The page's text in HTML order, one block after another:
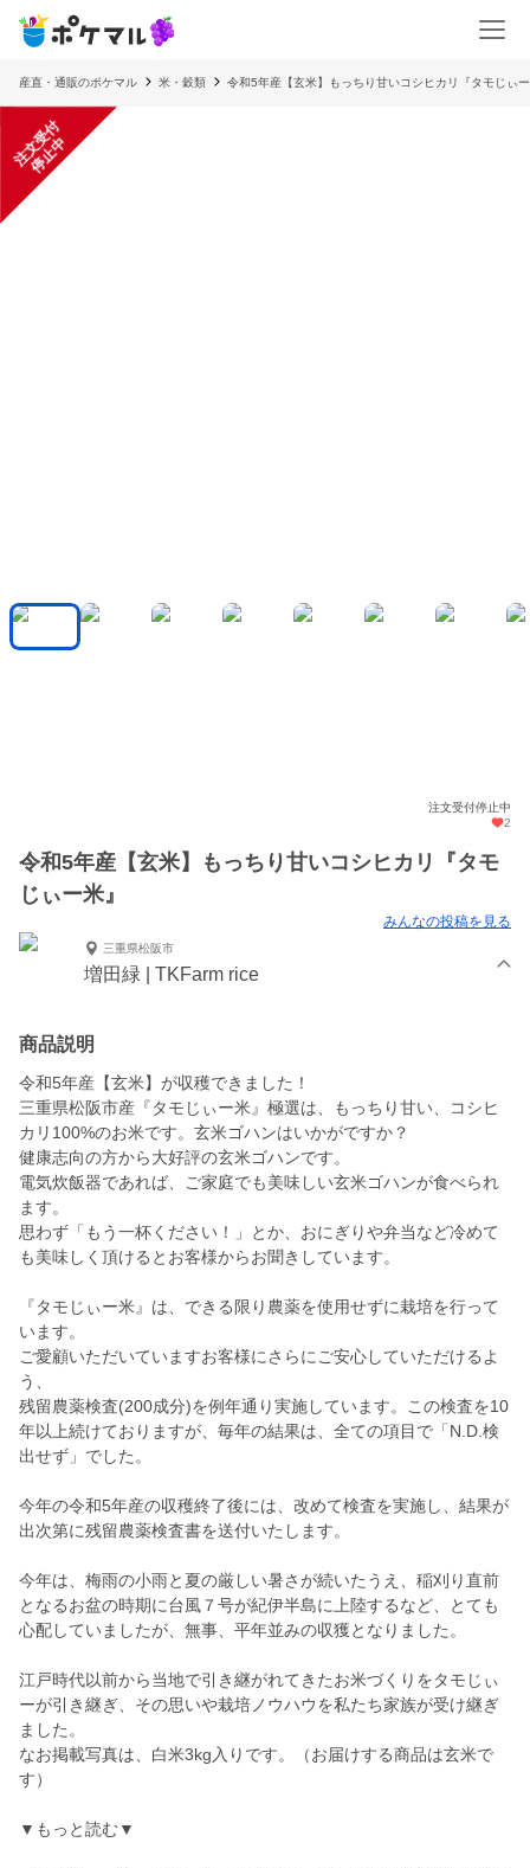
産直・通販のポケマル 米・穀類 令和5年産【玄米】もっちり甘いコシヒカリ『タモじぃ
注
文
受
付
停
止
中
注文受付停止中
2
令和5年産【玄米】もっちり甘いコシヒカリ『タモ
じぃー米』
みんなの投稿を見る
三重県松阪市
増田緑 | TKFarm rice
商品説明
令和5年産【玄米】が収穫できました！
三重県松阪市産『タモじぃー米』極選は、もっちり甘い、コシヒ
カリ100%のお米です。玄米ゴハンはいかがですか？
健康志向の方から大好評の玄米ゴハンです。
電気炊飯器であれば、ご家庭でも美味しい玄米ゴハンが食べられ
ます。
思わず「もう一杯ください！」とか、おにぎりや弁当など冷めて
も美味しく頂けるとお客様からお聞きしています。
『タモじぃー米』は、できる限り農薬を使用せずに栽培を行って
います。
ご愛顧いただいていますお客様にさらにご安心していただけるよ
う、
残留農薬検査(200成分)を例年通り実施しています。この検査を10
年以上続けておりますが、毎年の結果は、全ての項目で「N.D.検
出せず」でした。
今年の令和5年産の収穫終了後には、改めて検査を実施し、結果が
出次第に残留農薬検査書を送付いたします。
今年は、梅雨の小雨と夏の厳しい暑さが続いたうえ、稲刈り直前
となるお盆の時期に台風７号が紀伊半島に上陸するなど、とても
心配していましたが、無事、平年並みの収獲となりました。
江戸時代以前から当地で引き継がれてきたお米づくりをタモじぃ
ーが引き継ぎ、その思いや栽培ノウハウを私たち家族が受け継ぎ
ました。
なお掲載写真は、白米3kg入りです。（お届けする商品は玄米で
す）
▼もっと読む▼